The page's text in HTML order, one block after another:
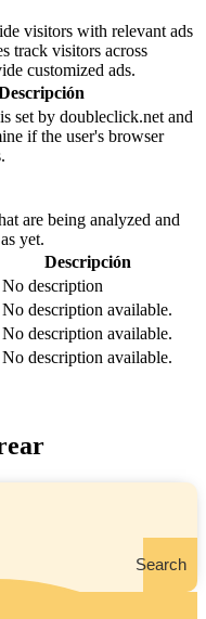
visitors with relevant ads
track visitors across
customized ads.
set by doubleclick.net and
if the user's browser
are being analyzed and
yet.
Descripción
No description
No description available.
No description available.
No description available.
Search